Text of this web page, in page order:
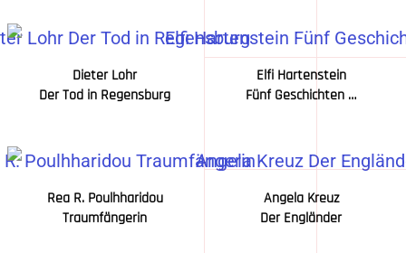
Dieter Lohr
Der Tod in Regensburg
Elfi Hartenstein
Fünf Geschichten …
Rea R. Poulhharidou
Traumfängerin
Angela Kreuz
Der Engländer